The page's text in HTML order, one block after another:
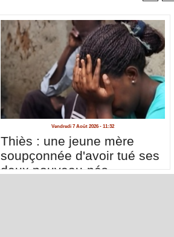
Vendredi 7 Août 2026 - 11:32
Thiès : une jeune mère
soupçonnée d'avoir tué ses
deux nouveau-nés